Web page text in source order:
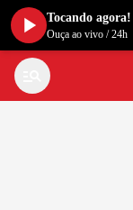
Tocando agora!
Ouça ao vivo /24h